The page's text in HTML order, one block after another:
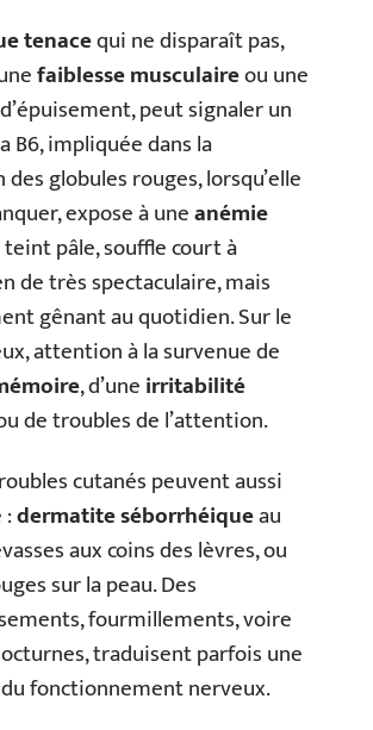
tenacequi ne disparaît pas,
faiblesse musculaireou une
peut signaler un
B6, impliquée dans la
globules rouges, lorsqu’elle
expose à uneanémie
pâle, souffle court à
de très spectaculaire, mais
gênant au quotidien. Sur le
attention à la survenue de
, d’uneirritabilité
de troubles de l’attention.
cutanés peuvent aussi
:dermatite séborrhéiqueau
aux coins des lèvres, ou
sur la peau. Des
fourmillements, voire
traduisent parfois une
fonctionnement nerveux.